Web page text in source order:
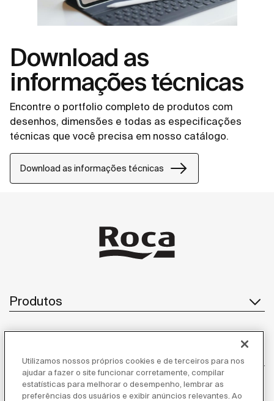
Download as
informações técnicas
Encontre o portfolio completo de produtos com
desenhos, dimensões e todas as especificações
técnicas que você precisa em nosso catálogo.
Download as informações técnicas
Produtos
Atendimento ao cliente
Utilizamos nossos próprios cookies e de terceiros para nos
ajudar a fazer o site funcionar corretamente, compilar
estatísticas para melhorar o desempenho, lembrar as
preferências dos usuários e exibir anúncios relevantes. Ao